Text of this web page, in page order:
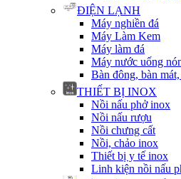
ĐIỆN LẠNH
Máy nghiền đá
Máy Làm Kem
Máy làm đá
Máy nước uống
Bàn đông, bàn
THIẾT BỊ INOX
Nồi nấu phở inox
Nồi nấu rượu
Nồi chưng cất
Nồi, chảo inox
Thiết bị y tế inox
Linh kiện nồi nấu